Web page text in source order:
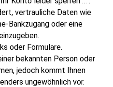
vertrauliche Daten wie
Bankzugang oder eine
oder Formulare.
bekannten Person oder
jedoch kommt Ihnen
ungewöhnlich vor.